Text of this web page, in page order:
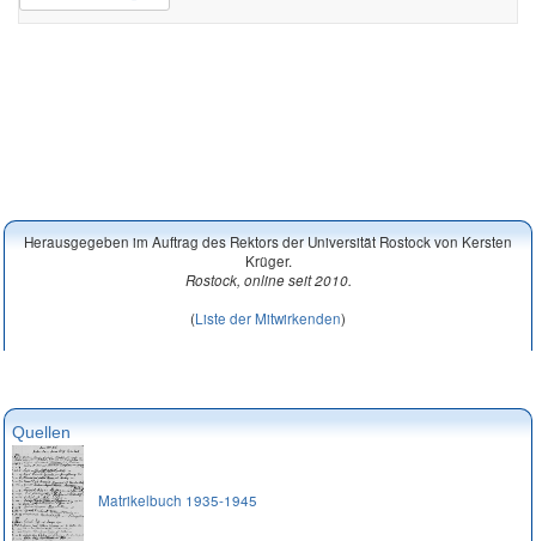
Herausgegeben im Auftrag des Rektors der Universität Rostock von Kersten
Krüger.
Rostock, online seit 2010.
(Liste der Mitwirkenden)
Quellen
Matrikelbuch 1935-1945